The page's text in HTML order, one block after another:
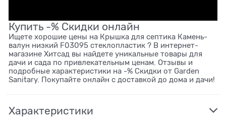
Купить -% Скидки онлайн
Ищете хорошие цены на Крышка для септика Камень-
валун низкий F03095 стеклопластик ? В интернет-
магазине Хитсад вы найдете уникальные товары для
дачи и сада по привлекательным ценам. Отзывы и
подробные характеристики на -% Скидки от Garden
Sanitary. Покупайте онлайн с доставкой до дома и дачи!
Характеристики